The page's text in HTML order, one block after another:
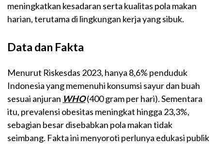
meningkatkan kesadaran serta kualitas pola makan
harian, terutama di lingkungan kerja yang sibuk.
Data dan Fakta
Menurut Riskesdas 2023, hanya 8,6% penduduk
Indonesia yang memenuhi konsumsi sayur dan buah
sesuai anjuran WHO(400 gram per hari). Sementara
itu, prevalensi obesitas meningkat hingga 23,3%,
sebagian besar disebabkan pola makan tidak
seimbang. Fakta ini menyoroti perlunya edukasi publik